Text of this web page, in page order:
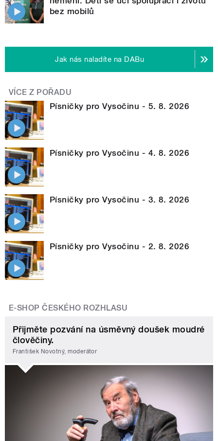
bez mobilů
Jak nás naladíte na DABu
VÍCE Z POŘADU
Písničky pro Vysočinu - 5. 8. 2026
Písničky pro Vysočinu - 4. 8. 2026
Písničky pro Vysočinu - 3. 8. 2026
Písničky pro Vysočinu - 2. 8. 2026
E-SHOP ČESKÉHO ROZHLASU
Přijměte pozvání na úsměvný doušek moudré
člověčiny.
František Novotný, moderátor